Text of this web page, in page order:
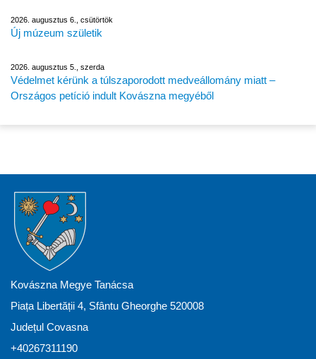
2026. augusztus 6., csütörtök
Új múzeum születik
2026. augusztus 5., szerda
Védelmet kérünk a túlszaporodott medveállomány miatt –
Országos petíció indult Kovászna megyéből
Kovászna Megye Tanácsa
Piața Libertății 4, Sfântu Gheorghe 520008
Județul Covasna
+40267311190